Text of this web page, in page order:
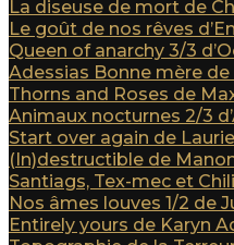
La diseuse de mort de
Le goût de nos rêves
Queen of anarchy 3/3
Adessias Bonne mère de
Thorns and Roses de
Animaux nocturnes 2/3
Start over again de
(In)destructible de
Santiags, Tex-mec et
Nos âmes louves 1/2 de
Entirely yours de Karyn